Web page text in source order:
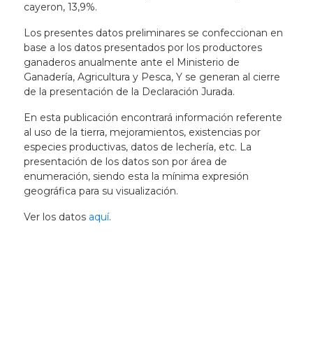
cayeron, 13,9%.
Los presentes datos preliminares se confeccionan en
base a los datos presentados por los productores
ganaderos anualmente ante el Ministerio de
Ganadería, Agricultura y Pesca, Y se generan al cierre
de la presentación de la Declaración Jurada.
En esta publicación encontrará información referente
al uso de la tierra, mejoramientos, existencias por
especies productivas, datos de lechería, etc. La
presentación de los datos son por área de
enumeración, siendo esta la mínima expresión
geográfica para su visualización.
Ver los datos aquí.